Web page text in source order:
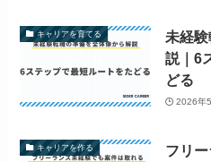
キャリアを育てる
未経
説｜6
どる
2026年
キャリアを作る
フリ